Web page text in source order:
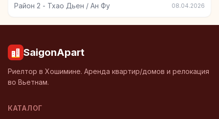
Район 2 - Тхао Дьен / Ан Фу 08.04.2026
SaigonApart
Риелтор в Хошимине. Аренда квартир/домов и релокация
во Вьетнам.
КАТАЛОГ